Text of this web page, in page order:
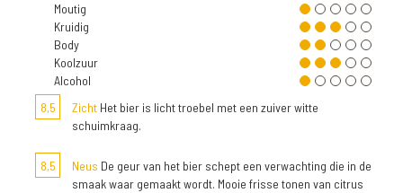
Moutig
Kruidig
Body
Koolzuur
Alcohol
8,5
Zicht Het bier is licht troebel met een zuiver witte
schuimkraag.
8,5 Neus De geur van het bier schept een verwachting die in de
smaak waar gemaakt wordt. Mooie frisse tonen van citrus